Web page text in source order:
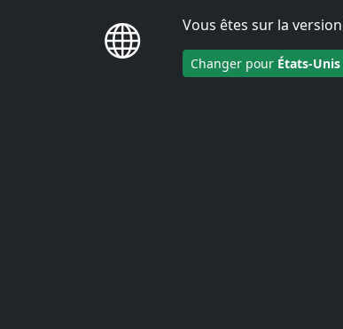
Vous êtes sur la version
Changer pour États-Unis
NOUS AMPLIFIONS LE SIGNAL MOBILE